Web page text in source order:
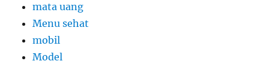
mata uang
Menu sehat
mobil
Model